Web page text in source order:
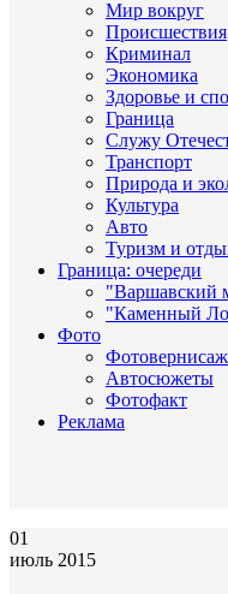
Мир вокруг
Происшествия
Криминал
Экономика
Здоровье и
Граница
Служу
Транспорт
Природа и
Культура
Авто
Туризм и
Граница: очереди
"Варшавский
"Каменный
Фото
Фотовернисаж
Автосюжеты
Фотофакт
Реклама
01
июль 2015